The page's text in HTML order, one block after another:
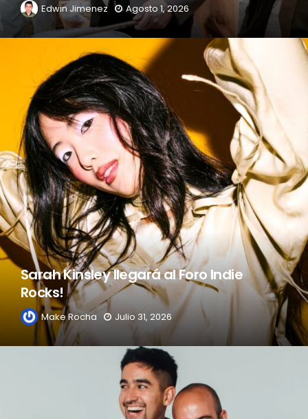
Edwin Jimenez Agosto 1, 2026
Sarah Kinsley llegará al Foro Indie
Rocks!
Make Rocha Julio 31, 2026